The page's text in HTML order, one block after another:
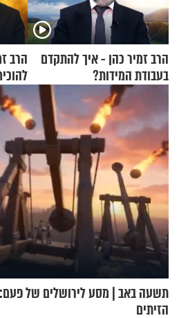
הרב זמיר כהן - איך להתקדם
בעבודת המידות?
הרב
תשעה באב | מסע לירושלים של
הזיתים